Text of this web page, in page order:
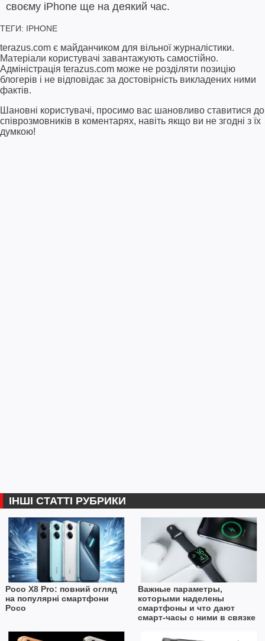
своєму iPhone ще на деякий час.
ТЕГИ: IPHONE
terazus.com є майданчиком для вільної журналістики.
Матеріали користувачі завантажують самостійно.
Адміністрація terazus.com може не розділяти позицію
блогерів і не відповідає за достовірність викладених ними
фактів.
Шановні користувачі, просимо вас шановливо ставитися до
співрозмовників в коментарях, навіть якщо ви не згодні з їх
думкою!
ІНШІ СТАТТІ РУБРИКИ
Poco X8 Pro: повний огляд
на популярні смартфони
Poco
Важные параметры,
которыми наделены
смартфоны и что дают
смарт-часы с ними в связке